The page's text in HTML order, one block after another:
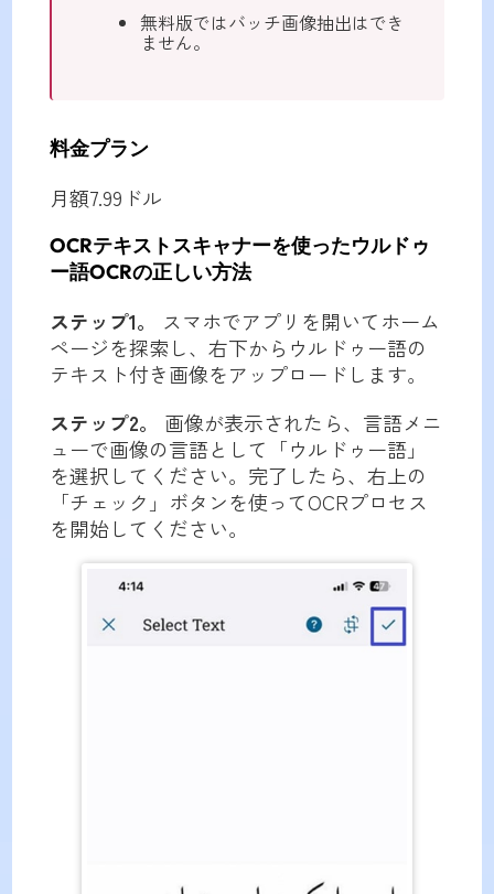
無料版ではバッチ画像抽出はでき
ません。
料金プラン
月額7.99ドル
OCRテキストスキャナーを使ったウルドゥ
ー語OCRの正しい方法
ステップ1。 スマホでアプリを開いてホーム
ページを探索し、右下からウルドゥー語の
テキスト付き画像をアップロードします。
ステップ2。 画像が表示されたら、言語メニ
ューで画像の言語として「ウルドゥー語」
を選択してください。完了したら、右上の
「チェック」ボタンを使ってOCRプロセス
を開始してください。